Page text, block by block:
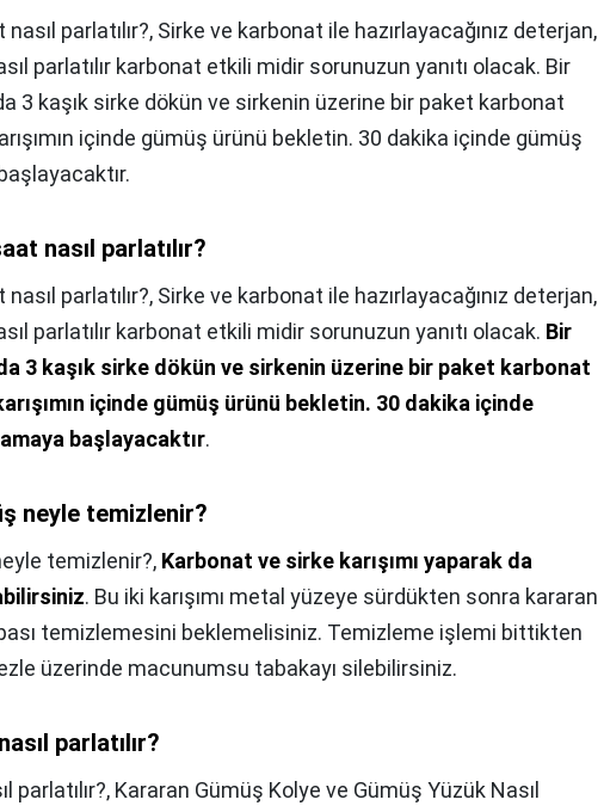
parlatılır?, Sirke ve karbonat ile hazırlayacağınız deterjan,
parlatılır karbonat etkili midir sorunuzun yanıtı olacak. Bir
3 kaşık sirke dökün ve sirkenin üzerine bir paket karbonat
içinde gümüş ürünü bekletin. 30 dakika içinde gümüş
nasıl parlatılır?
parlatılır?, Sirke ve karbonat ile hazırlayacağınız deterjan,
parlatılır karbonat etkili midir sorunuzun yanıtı olacak. Bir
3 kaşık sirke dökün ve sirkenin üzerine bir paket karbonat
içinde gümüş ürünü bekletin. 30 dakika içinde
başlayacaktır.
neyle temizlenir?
temizlenir?, Karbonat ve sirke karışımı yaparak da
. Bu iki karışımı metal yüzeye sürdükten sonra kararan
temizlemesini beklemelisiniz. Temizleme işlemi bittikten
üzerinde macunumsu tabakayı silebilirsiniz.
parlatılır?
parlatılır?, Kararan Gümüş Kolye ve Gümüş Yüzük Nasıl